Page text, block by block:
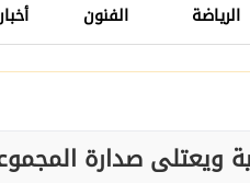
الرياضة الفنون
ويعتلى صدارة